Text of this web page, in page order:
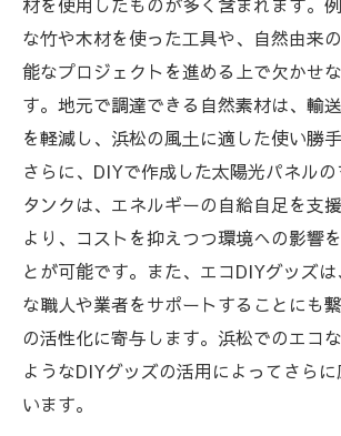
な竹や木材を使った工具や、自然由来
能なプロジェクトを進める上で欠かせ
す。地元で調達できる自然素材は、輸
を軽減し、浜松の風土に適した使い勝
さらに、DIYで作成した太陽光パネル
タンクは、エネルギーの自給自足を支
より、コストを抑えつつ環境への影響
とが可能です。また、エコDIYグッズ
な職人や業者をサポートすることにも
の活性化に寄与します。浜松でのエコ
ようなDIYグッズの活用によってさら
います。